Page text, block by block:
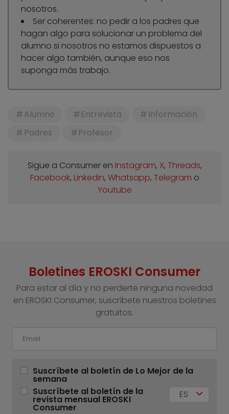
nosotros.
Ser coherentes: no pedir a los padres que
hagan algo para solucionar un problema del
alumno si nosotros no estamos dispuestos a
hacer algo también, aunque eso nos
suponga más trabajo.
Alumno Entrevista
Información
Padres
Profesor
Sigue a Consumer en Instagram, X, Threads,
Facebook, Linkedin, Whatsapp, Telegram o
Youtube
Boletines EROSKI Consumer
Para estar al día y no perderte ninguna novedad
en EROSKI Consumer, suscríbete nuestros boletines
gratuitos.
Suscríbete al boletín de Lo Mejor de la
semana
Suscríbete al boletín de la
revista mensual EROSKI
Consumer
ES